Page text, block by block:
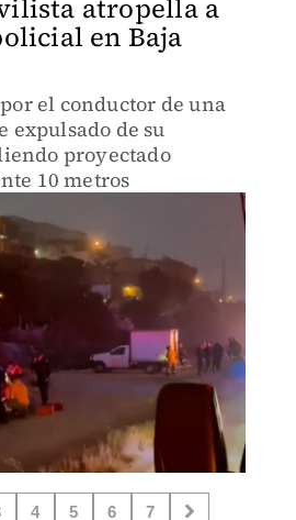
atropella a
en Baja
el conductor de una
expulsado de su
proyectado
10 metros
4 5 6 7